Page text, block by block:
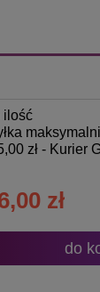
ilość
zł - Kurier
nie zawiera
zł
do